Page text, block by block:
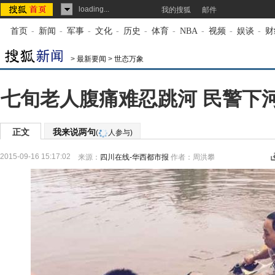
loading... 我的搜狐 邮件
首页 - 新闻 - 军事 - 文化 - 历史 - 体育 - NBA - 视频 - 娱谈 -
> 最新要闻 > 世态万象
七旬老人腹痛难忍跳河 民警下
正文 我来说两句( 人参与)
2015-09-16 15:17:02 来源： 四川在线-华西都市报 作者：周洪攀